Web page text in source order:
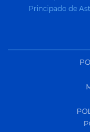
Principado de